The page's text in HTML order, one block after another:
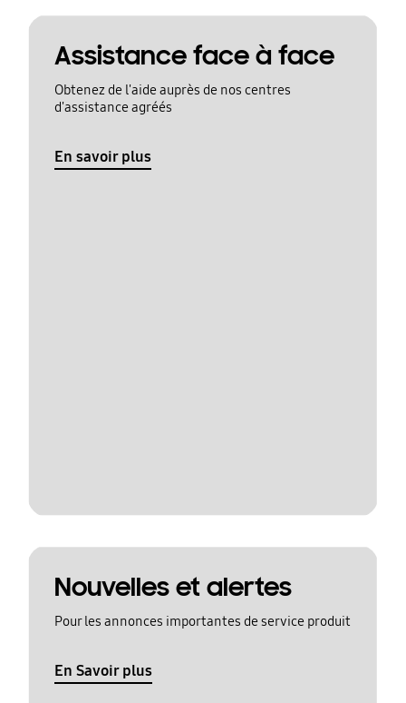
Assistance face à face
Obtenez de l'aide auprès de nos centres
d'assistance agréés
En savoir plus
Nouvelles et alertes
Pour les annonces importantes de service produit
En Savoir plus